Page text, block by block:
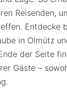
Reisenden,
Entdecke
in Olmütz
der Seite
Gäste –